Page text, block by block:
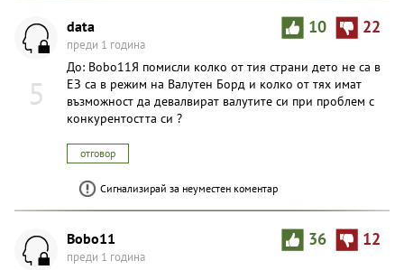
5
10 22
data
преди 1 година
До: Bobo11Я помисли колко от тия страни дето не са в
ЕЗ са в режим на Валутен Борд и колко от тях имат
възможност да девалвират валутите си при проблем с
конкурентостта си ?
отговор
Сигнализирай за неуместен коментар
36 12
Bobo11
преди 1 година